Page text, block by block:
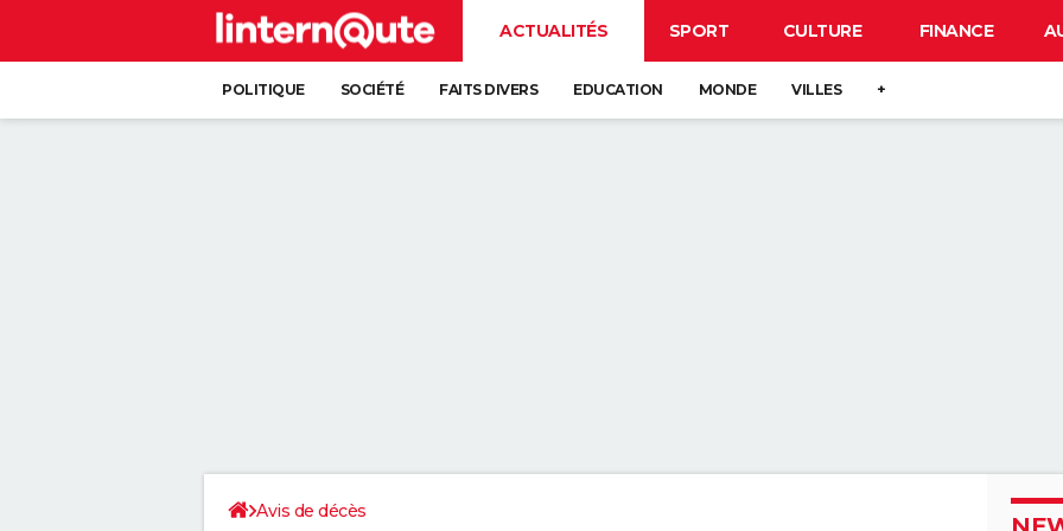
ACTUALITÉS SPORT CULTURE FINANCE
POLITIQUE SOCIÉTÉ FAITS DIVERS EDUCATION MONDE VILLES +
Avis de décès